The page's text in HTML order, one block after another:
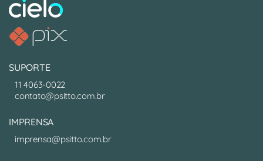
SUPORTE
11 4063-0022
contato@psitto.com.br
IMPRENSA
imprensa@psitto.com.br